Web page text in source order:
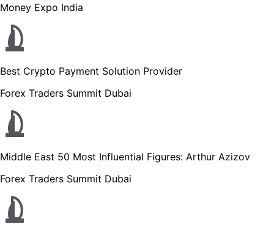
Money Expo India
Best Crypto Payment Solution Provider
Forex Traders Summit Dubai
Middle East 50 Most Influential Figures: Arthur Azizov
Forex Traders Summit Dubai